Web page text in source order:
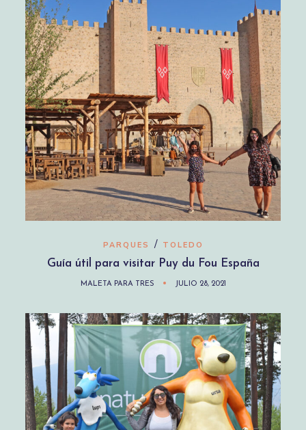
PARQUES / TOLEDO
Guía útil para visitar Puy du Fou España
MALETA PARA TRES JULIO 28, 2021